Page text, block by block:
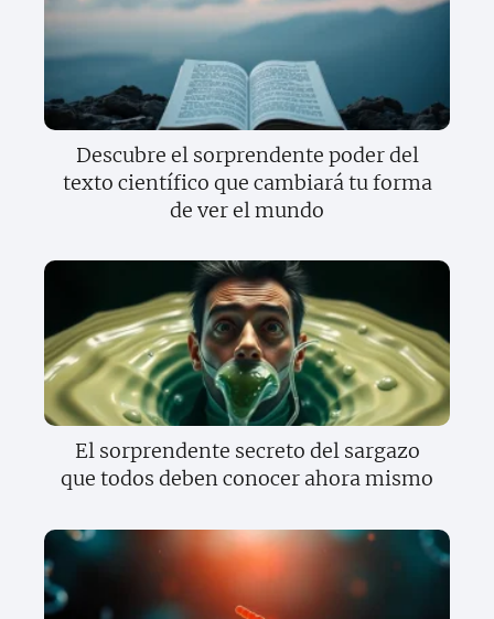
Descubre el sorprendente poder del
texto científico que cambiará tu forma
de ver el mundo
El sorprendente secreto del sargazo
que todos deben conocer ahora mismo